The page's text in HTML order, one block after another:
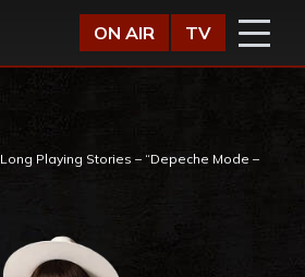
ON AIR TV
Long Playing Stories – “Depeche Mode –